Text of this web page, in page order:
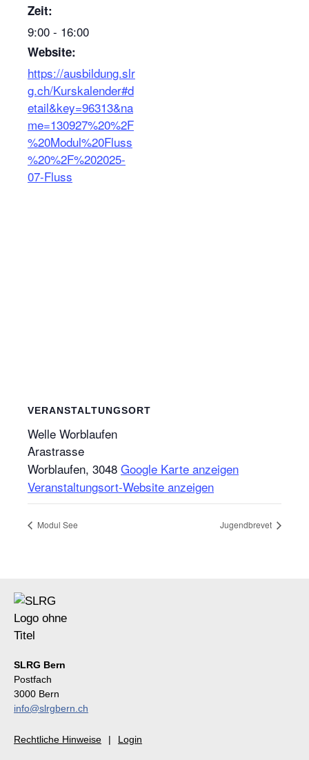
Zeit:
9:00 - 16:00
Website:
https://ausbildung.slr
g.ch/Kurskalender#d
etail&key=96313&na
me=130927%20%2F
%20Modul%20Fluss
%20%2F%202025-
07-Fluss
VERANSTALTUNGSORT
Welle Worblaufen
Arastrasse
Worblaufen, 3048 Google Karte anzeigen
Veranstaltungsort-Website anzeigen
Modul See Jugendbrevet
SLRG Bern
Postfach
3000 Bern
info@slrgbern.ch
Rechtliche Hinweise Login